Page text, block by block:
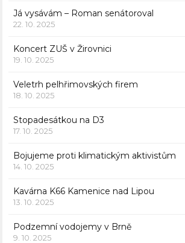
Já vysávám – Roman senátoroval
22. 10. 2025
Koncert ZUŠ v Žirovnici
19. 10. 2025
Veletrh pelhřimovských firem
18. 10. 2025
Stopadesátkou na D3
17. 10. 2025
Bojujeme proti klimatickým aktivistům
14. 10. 2025
Kavárna K66 Kamenice nad Lipou
13. 10. 2025
Podzemní vodojemy v Brně
9. 10. 2025